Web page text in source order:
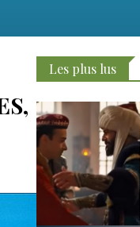
Les plus lus